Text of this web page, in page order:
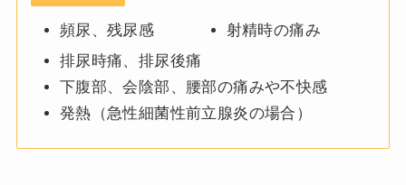
頻尿、残尿感
射精時の痛み
排尿時痛、排尿後痛
下腹部、会陰部、腰部の痛みや不快感
発熱（急性細菌性前立腺炎の場合）